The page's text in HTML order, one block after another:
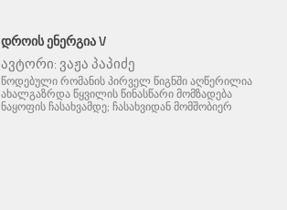
ᲓᲠᲝᲘᲡ ᲔᲜᲔᲠᲒᲘᲐ V
ავტორი: ვაჟა პაპიძე
წოდებული რომანის პირველ წიგნში აღწერილია
ახალგაზრდა წყვილის წინასწარი მომზადება
ნაყოფის ჩასახვამდე; ჩასახვიდან მომშობიერ